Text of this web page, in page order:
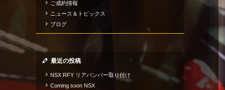
ご成約情報
ニュース＆トピックス
ブログ
最近の投稿
NSX RFY リアバンパー取り付け
Coming soon NSX